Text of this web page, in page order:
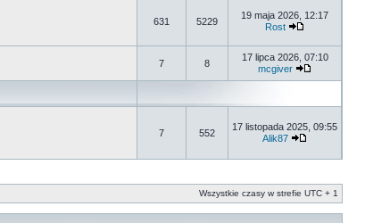
631 5229
19 maja 2026, 12:17
Rost
7 8
17 lipca 2026, 07:10
mcgiver
7 552
17 listopada 2025, 09:55
Alik87
Wszystkie czasy w strefie UTC + 1